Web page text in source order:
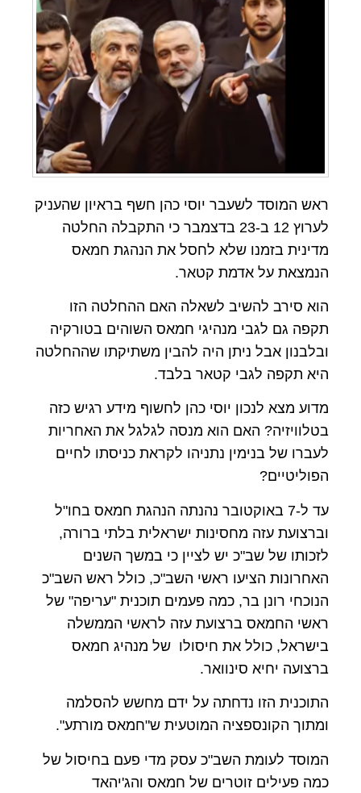
ראש המוסד לשעבר יוסי כהן חשף בראיון שהעניק
לערוץ 12 ב-23 בדצמבר כי התקבלה החלטה
מדינית בזמנו שלא לחסל את הנהגת חמאס
הנמצאת על אדמת קטאר.
הוא סירב להשיב לשאלה האם ההחלטה הזו
תקפה גם לגבי מנהיגי חמאס השוהים בטורקיה
ובלבנון אבל ניתן היה להבין משתיקתו שההחלטה
היא תקפה לגבי קטאר בלבד.
מדוע מצא לנכון יוסי כהן לחשוף מידע רגיש כזה
בטלוויזיה? האם הוא מנסה לגלגל את האחריות
לעברו של בנימין נתניהו לקראת כניסתו לחיים
הפוליטיים?
עד ל-7 באוקטובר נהנתה הנהגת חמאס בחו"ל
וברצועת עזה מחסינות ישראלית בלתי ברורה,
לזכותו של שב"כ יש לציין כי במשך השנים
האחרונות הציעו ראשי השב"כ, כולל ראש השב"כ
הנוכחי רונן בר, כמה פעמים תוכנית "עריפה" של
ראשי החמאס ברצועת עזה לראשי הממשלה
בישראל, כולל את חיסולו של מנהיג חמאס
ברצועה יחיא סינוואר.
התוכנית הזו נדחתה על ידם מחשש להסלמה
ומתוך הקונספציה המוטעית ש"חמאס מורתע".
המוסד לעומת השב"כ עסק מדי פעם בחיסול של
כמה פעילים זוטרים של חמאס והג'יהאד